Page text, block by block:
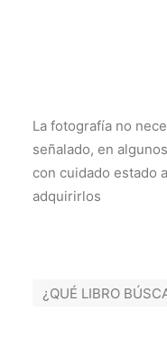
La fotografía no
señalado, en
con cuidado estado
adquirirlos